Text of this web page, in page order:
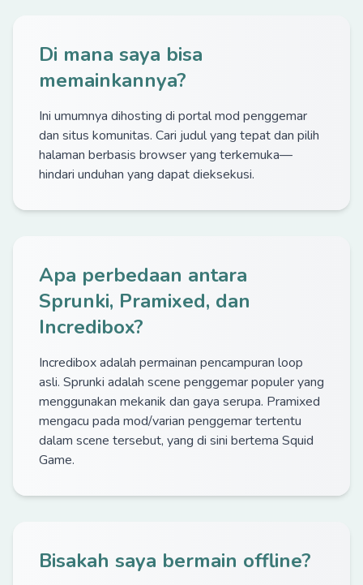
Di mana saya bisa
memainkannya?
Ini umumnya dihosting di portal mod penggemar
dan situs komunitas. Cari judul yang tepat dan pilih
halaman berbasis browser yang terkemuka—
hindari unduhan yang dapat dieksekusi.
Apa perbedaan antara
Sprunki, Pramixed, dan
Incredibox?
Incredibox adalah permainan pencampuran loop
asli. Sprunki adalah scene penggemar populer yang
menggunakan mekanik dan gaya serupa. Pramixed
mengacu pada mod/varian penggemar tertentu
dalam scene tersebut, yang di sini bertema Squid
Game.
Bisakah saya bermain offline?